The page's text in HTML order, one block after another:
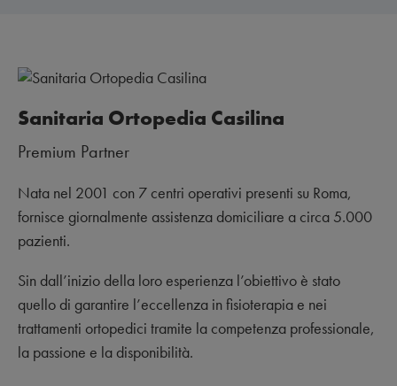
Sanitaria Ortopedia Casilina
Premium Partner
Nata nel 2001 con 7 centri operativi presenti su Roma,
fornisce giornalmente assistenza domiciliare a circa 5.000
pazienti.
Sin dall’inizio della loro esperienza l’obiettivo è stato
quello di garantire l’eccellenza in fisioterapia e nei
trattamenti ortopedici tramite la competenza professionale,
la passione e la disponibilità.